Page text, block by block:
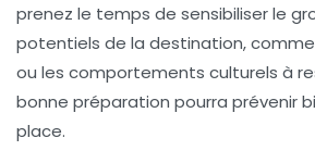
prenez le temps de sensibiliser le
potentiels de la destination,
ou les comportements culturels à
bonne préparation pourra prévenir
place.